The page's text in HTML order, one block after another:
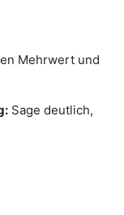
Mehrwert und
Sage deutlich,